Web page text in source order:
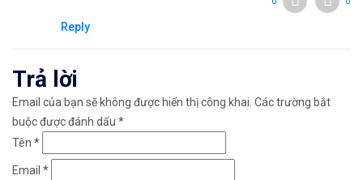
Reply
Trả lời
Email của bạn sẽ không được hiển thị công khai. Các trường bắt
buộc được đánh dấu *
Tên *
Email *